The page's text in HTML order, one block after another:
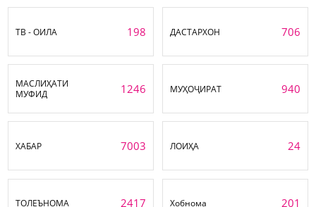
ТВ - ОИЛА 198 ДАСТАРХОН 706
МАСЛИҲАТИ
МУФИД
1246 МУҲОҶИРАТ 940
ХАБАР 7003 ЛОИҲА 24
ТОЛЕЪНОМА 2417 Хобнома 201